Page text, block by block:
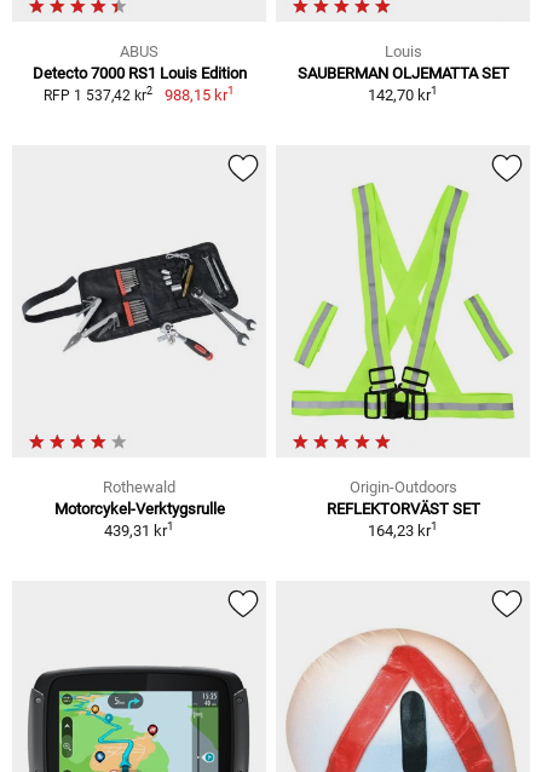
ABUS
Detecto 7000 RS1 Louis Edition
RFP 1 537,42 kr2 988,15 kr1
Louis
SAUBERMAN OLJEMATTA SET
142,70 kr1
Rothewald
Motorcykel-Verktygsrulle
439,31 kr1
Origin-Outdoors
REFLEKTORVÄST SET
164,23 kr1